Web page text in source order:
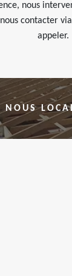
nous
nous contacter
appeler.
NOUS